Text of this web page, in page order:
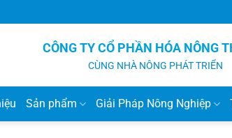
CÔNG TY CỔ PHẦN HÓA NÔNG
CÙNG NHÀ NÔNG PHÁT TRIỂN
Sản phẩm Giải Pháp Nông Nghiệp